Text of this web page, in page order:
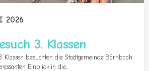
2026
3. Klassen
Klassen besuchten die Stadtgemeinde Bärnbach
Einblick in die...